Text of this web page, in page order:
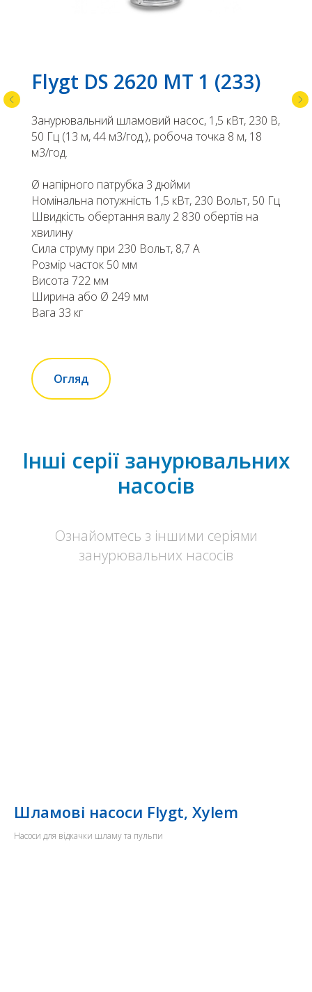
Flygt DS 2620 MT 1 (233)
Занурювальний шламовий насос, 1,5 кВт, 230 В,
50 Гц (13 м, 44 м3/год.), робоча точка 8 м, 18
м3/год.
Ø напірного патрубка 3 дюйми
Номінальна потужність 1,5 кВт, 230 Вольт, 50 Гц
Швидкість обертання валу 2 830 обертів на
хвилину
Сила струму при 230 Вольт, 8,7 А
Розмір часток 50 мм
Висота 722 мм
Ширина або Ø 249 мм
Вага 33 кг
Огляд
Інші серії занурювальних
насосів
Ознайомтесь з іншими серіями
занурювальних насосів
Шламові насоси Flygt, Xylem
Насоси для відкачки шламу та пульпи